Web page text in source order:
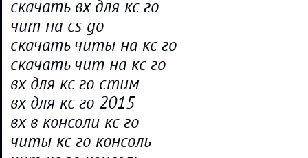
скачать вх для кс го
чит на cs go
скачать читы на кс го
скачать чит на кс го
вх для кс го стим
вх для кс го 2015
вх в консоли кс го
читы кс го консоль